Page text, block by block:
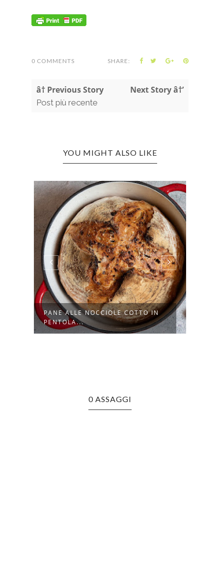
0 COMMENTS SHARE:
â† Previous Story
Post più recente
Next Story â†’
YOU MIGHT ALSO LIKE
PANE ALLE NOCCIOLE COTTO IN
PENTOLA...
0 ASSAGGI